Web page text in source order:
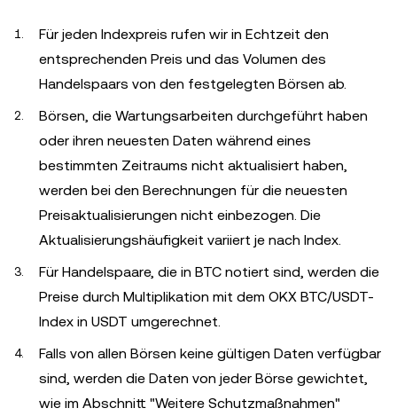
Für jeden Indexpreis rufen wir in Echtzeit den
entsprechenden Preis und das Volumen des
Handelspaars von den festgelegten Börsen ab.
Börsen, die Wartungsarbeiten durchgeführt haben
oder ihren neuesten Daten während eines
bestimmten Zeitraums nicht aktualisiert haben,
werden bei den Berechnungen für die neuesten
Preisaktualisierungen nicht einbezogen. Die
Aktualisierungshäufigkeit variiert je nach Index.
Für Handelspaare, die in BTC notiert sind, werden die
Preise durch Multiplikation mit dem OKX BTC/USDT-
Index in USDT umgerechnet.
Falls von allen Börsen keine gültigen Daten verfügbar
sind, werden die Daten von jeder Börse gewichtet,
wie im Abschnitt "Weitere Schutzmaßnahmen"